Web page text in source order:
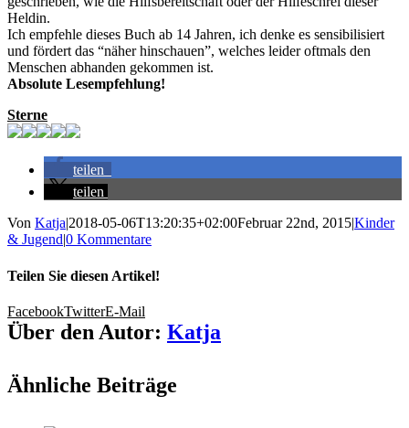
Heldin.
Ich empfehle dieses Buch ab 14 Jahren, ich denke es sensibilisiert
und fördert das “näher hinschauen”, welches leider oftmals den
Menschen abhanden gekommen ist.
Absolute Lesempfehlung!
Sterne
teilen
teilen
Von Katja|2018-05-06T13:20:35+02:00Februar 22nd, 2015|Kinder
& Jugend|0 Kommentare
Teilen Sie diesen Artikel!
FacebookTwitterE-Mail
Über den Autor: Katja
Ähnliche Beiträge